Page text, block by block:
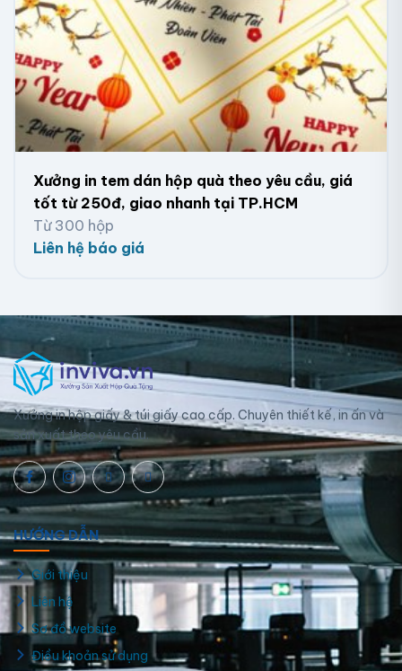
Mẫu in tem decal dán hộp đựng khô gà lá chanh
Thiết kế tem nhãn dán khô gà ăn vặt Chip Chip
Xưởng in tem dán hộp quà theo yêu cầu, giá
tốt từ 250đ, giao nhanh tại TP.HCM
Từ 300 hộp
Liên hệ báo giá
Xưởng in hộp giấy & túi giấy cao cấp. Chuyên thiết kế, in ấn và
sản xuất theo yêu cầu.
HƯỚNG DẪN
Giới thiệu
Liên hệ
Sơ đồ website
Điều khoản sử dụng